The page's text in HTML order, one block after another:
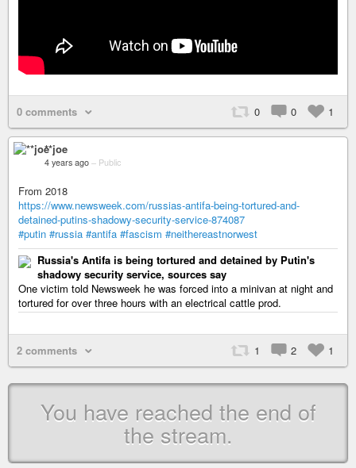
0 comments 0 0 1
**joe
4 years ago – Public
From 2018
https://www.newsweek.com/russias-antifa-being-tortured-and-
detained-putins-shadowy-security-service-874087
#putin #russia #antifa #fascism #neithereastnorwest
Russia's Antifa is being tortured and detained by Putin's
shadowy security service, sources say
One victim told Newsweek he was forced into a minivan at night and
tortured for over three hours with an electrical cattle prod.
2 comments 1 2 1
You have reached the end of
the stream.